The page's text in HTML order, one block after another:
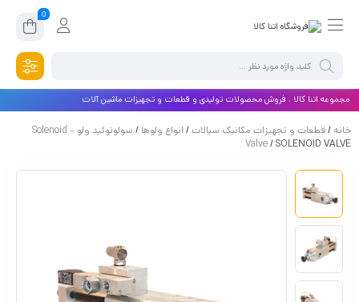
0
مجموعه اتنا کالا ، فروش محصولات تولیدی و قطعات و تجهیزات ماشین آلات
خانه /قطعات و تجهیزات مکانیک سیالات/ انواع ولوها /
سولونوئید ولو – Solenoid
Valve/ SOLENOID VALVE